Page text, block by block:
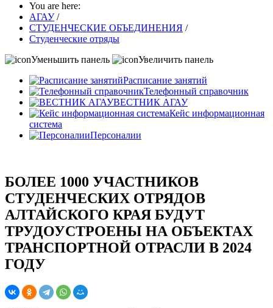
You are here:
АГАУ /
СТУДЕНЧЕСКИЕ ОБЪЕДИНЕНИЯ /
Студенческие отряды
Уменьшить панель
Увеличить панель
Расписание занятий
Телефонный справочник
ВЕСТНИК АГАУ
Кейс информационная
система
Персоналии
БОЛЕЕ 1000 УЧАСТНИКОВ
СТУДЕНЧЕСКИХ ОТРЯДОВ
АЛТАЙСКОГО КРАЯ БУДУТ
ТРУДОУСТРОЕНЫ НА ОБЪЕКТАХ
ТРАНСПОРТНОЙ ОТРАСЛИ В 2024
ГОДУ